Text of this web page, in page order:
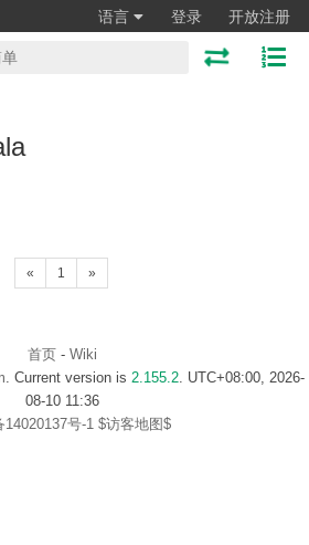
语言 登录 开放注册
« 1 »
首页- Wiki
. Current version is 2.155.2. UTC+08:00, 2026-
08-10 11:36
号-1 $访客地图$